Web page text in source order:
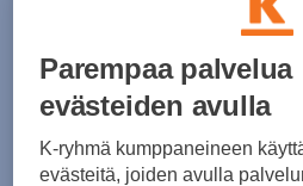
Lisää
Parempaa palvelua
evästeiden avulla
K-ryhmä kumppaneineen
evästeitä, joiden avulla